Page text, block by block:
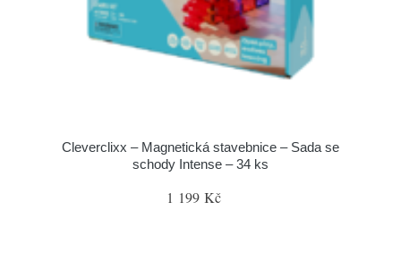
Cleverclixx – Magnetická stavebnice – Sada se
schody Intense – 34 ks
1 199 Kč